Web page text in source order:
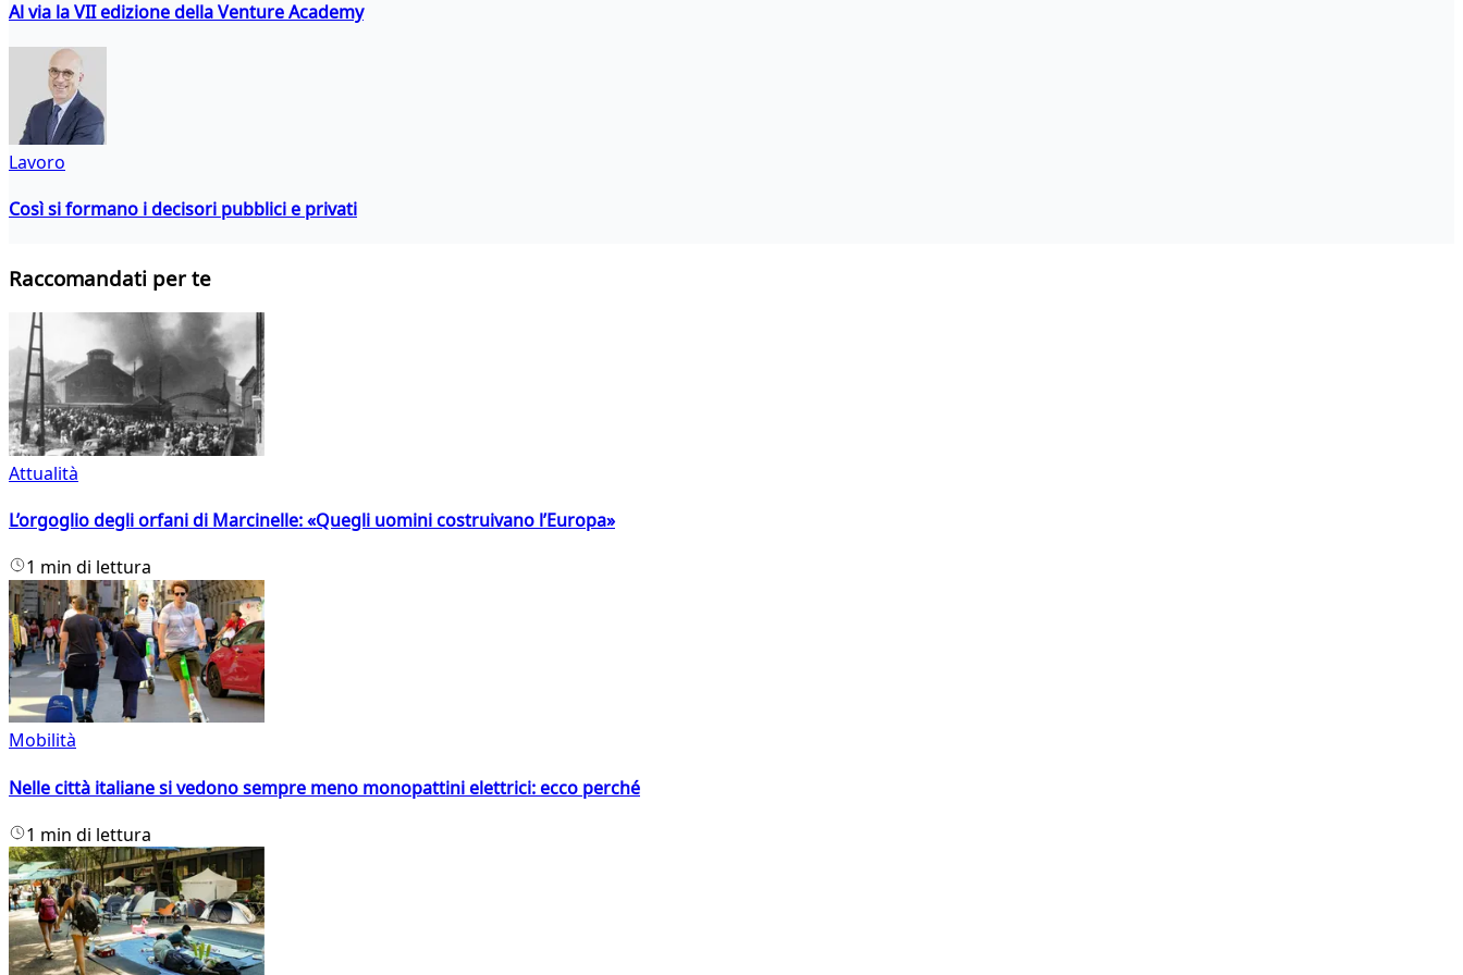
Al via la VII edizione della Venture Academy
Lavoro
Così si formano i decisori pubblici e privati
Raccomandati per te
Attualità
L’orgoglio degli orfani di Marcinelle: «Quegli uomini costruivano l’Europa»
1 min di lettura
Mobilità
Nelle città italiane si vedono sempre meno monopattini elettrici: ecco perché
1 min di lettura